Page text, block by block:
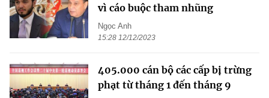
vì cáo buộc tham nhũng
Ngọc Anh
15:28 12/12/2023
405.000 cán bộ các cấp bị trừng
phạt từ tháng 1 đến tháng 9